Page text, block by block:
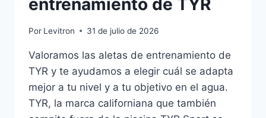
entrenamiento de TYR
Por Levitron 31 de julio de 2026
Valoramos las aletas de entrenamiento de
TYR y te ayudamos a elegir cuál se adapta
mejor a tu nivel y a tu objetivo en el agua.
TYR, la marca californiana que también